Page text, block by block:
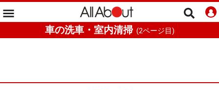
車の洗車・室内清掃 (2ページ目)